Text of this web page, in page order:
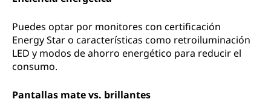
Puedes optar por monitores con certificación
Energy Star o características como retroiluminación
LED y modos de ahorro energético para reducir el
consumo.
Pantallas mate vs. brillantes